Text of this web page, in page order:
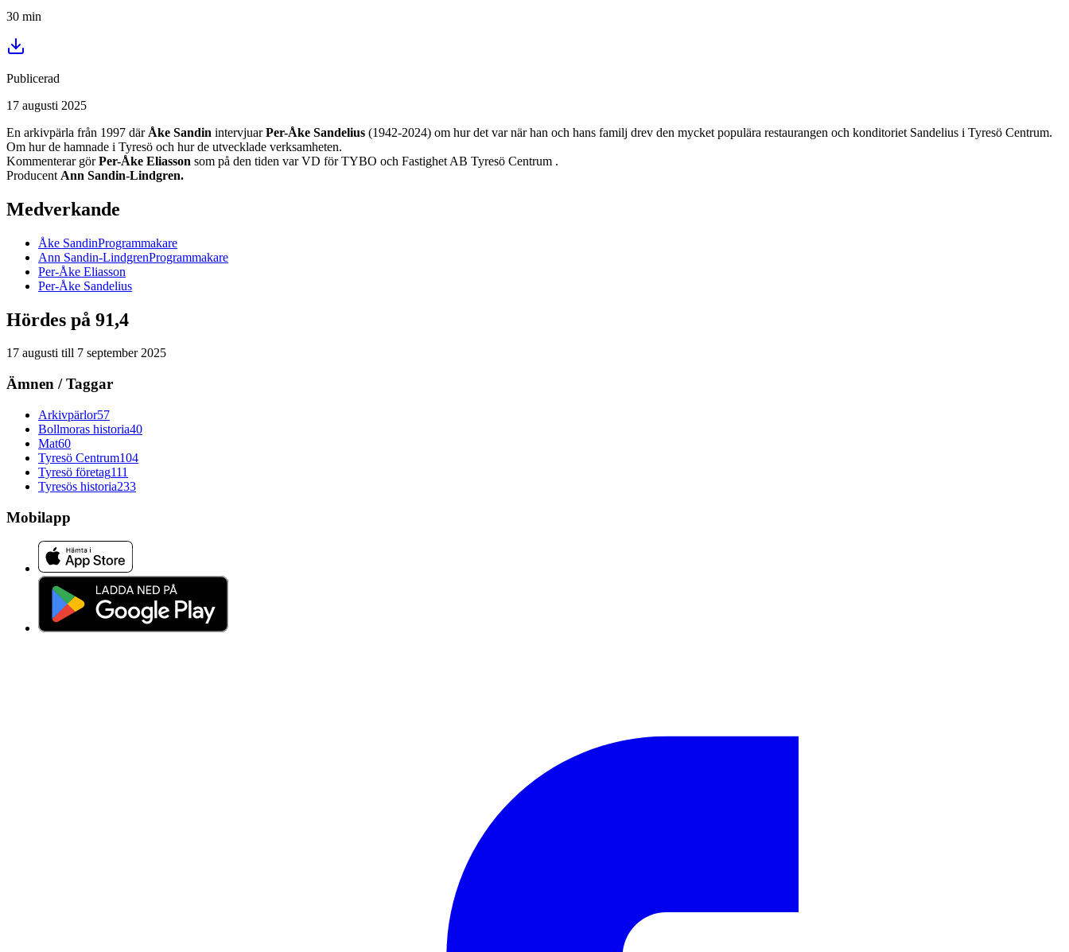
30 min
Publicerad
17 augusti 2025
En arkivpärla från 1997 där Åke Sandin intervjuarPer-Åke Sandelius (1942-2024) om hur det var när han och hans familj drev den mycket populära restaurangen och konditoriet Sandelius i Tyresö Centrum.
Om hur de hamnade i Tyresö och hur de utvecklade verksamheten.
Kommenterar görPer-Åke Eliasson som på den tiden var VD för TYBO och Fastighet AB Tyresö Centrum .
Producent Ann Sandin-Lindgren.
Medverkande
Åke SandinProgrammakare
Ann Sandin-LindgrenProgrammakare
Per-Åke Eliasson
Per-Åke Sandelius
Hördes på 91,4
17 augusti till 7 september 2025
Ämnen / Taggar
Arkivpärlor57
Bollmoras historia40
Mat60
Tyresö Centrum104
Tyresö företag111
Tyresös historia233
Mobilapp